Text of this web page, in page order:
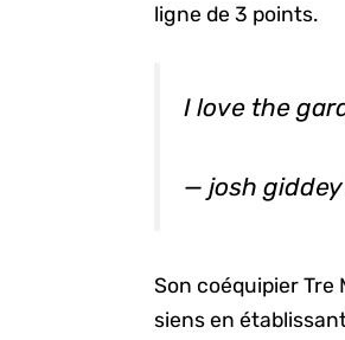
ligne de 3 points.
I love the
— josh
Son coéquipier
siens en